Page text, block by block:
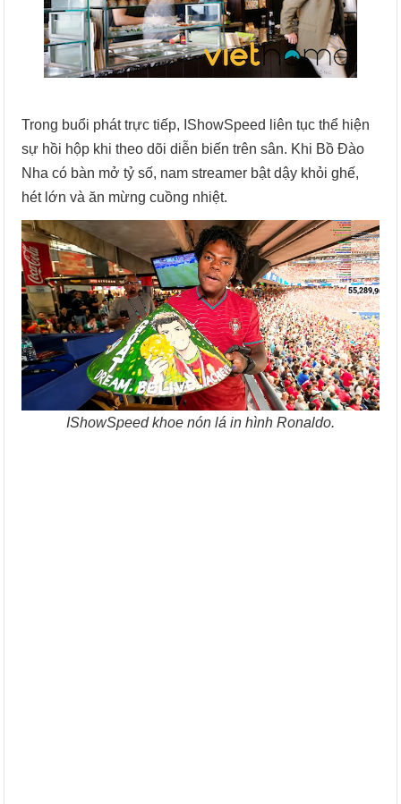
Trong buổi phát trực tiếp, IShowSpeed liên tục thể hiện
sự hồi hộp khi theo dõi diễn biến trên sân. Khi Bồ Đào
Nha có bàn mở tỷ số, nam streamer bật dậy khỏi ghế,
hét lớn và ăn mừng cuồng nhiệt.
IShowSpeed khoe nón lá in hình Ronaldo.